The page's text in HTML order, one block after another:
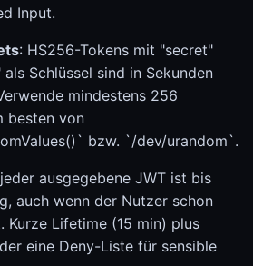
Input.
: HS256-Tokens mit "secret"
Schlüssel sind in Sekunden
mindestens 256
besten von
bzw. `/dev/urandom`.
ausgegebene JWT ist bis
auch wenn der Nutzer schon
Kurze Lifetime (15 min) plus
eine Deny-Liste für sensible